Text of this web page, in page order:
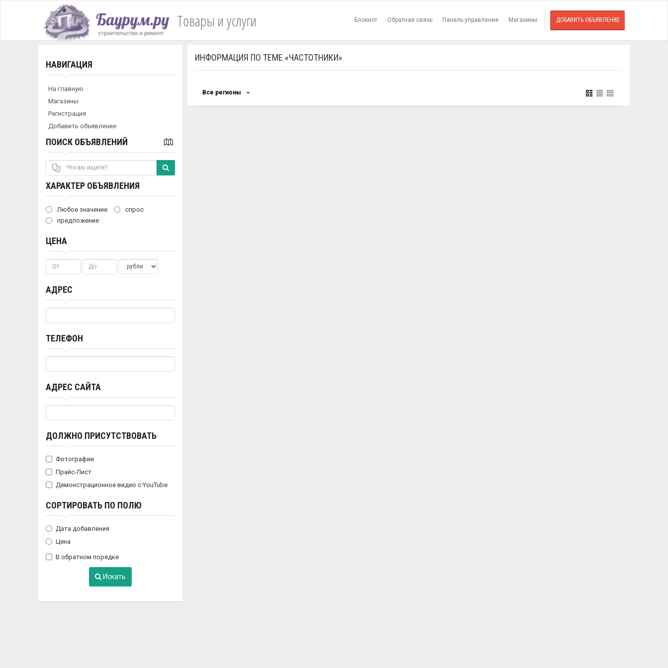
Товары и услуги Блокнот Обратная связь Панель управления Магазины ДОБАВИТЬ ОБЪЯВЛЕНИЕ
НАВИГАЦИЯ
На главную
Магазины
Регистрация
Добавить объявление
ПОИСК ОБЪЯВЛЕНИЙ
ХАРАКТЕР ОБЪЯВЛЕНИЯ
Любое значение
спрос
предложение
ЦЕНА
АДРЕС
ТЕЛЕФОН
АДРЕС САЙТА
ДОЛЖНО ПРИСУТСТВОВАТЬ
Фотографии
Прайс-Лист
Демонстрационное видео с YouTube
СОРТИРОВАТЬ ПО ПОЛЮ
Дата добавления
Цена
В обратном порядке
Искать
ИНФОРМАЦИЯ ПО ТЕМЕ «ЧАСТОТНИКИ»
Все регионы